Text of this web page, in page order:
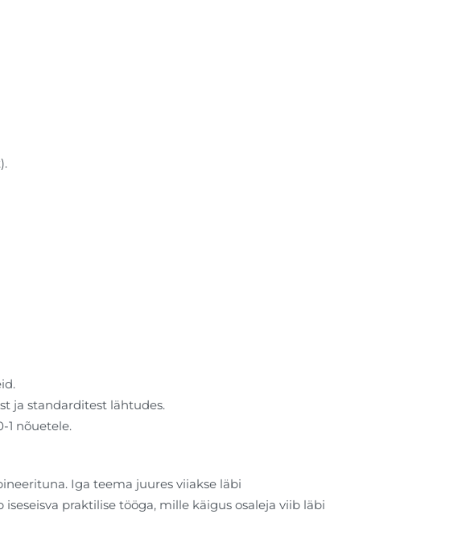
ja standarditest lähtudes.
1 nõuetele.
Iga teema juures viiakse läbi
praktilise tööga, mille käigus osaleja viib läbi